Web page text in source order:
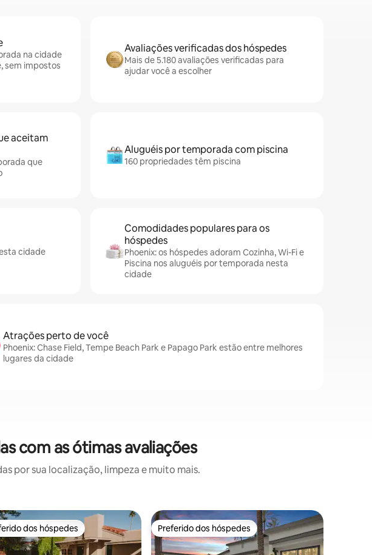
na cidade
sem impostos
Avaliações verificadas dos hóspedes
Mais de 5.180 avaliações verificadas para
ajudar você a escolher
aceitam
que
Aluguéis por temporada com piscina
160 propriedades têm piscina
cidade
Comodidades populares para os
hóspedes
Phoenix: os hóspedes adoram Cozinha, Wi-Fi e
Piscina nos aluguéis por temporada nesta
cidade
Atrações perto de você
Phoenix: Chase Field, Tempe Beach Park e Papago Park estão entre melhores
lugares da cidade
com as ótimas avaliações
por sua localização, limpeza e muito mais.
melhores preferidos dos hóspedes
dos hóspedes Preferido dos hóspedes
Preferido dos hóspedes